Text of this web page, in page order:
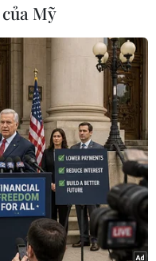
và tự chịu chi
thanh toán trực
nhanh tại các
Nam nhấn mạnh,
cao hơn đơn giá
(TTXVN/Vietnam+)
Mỹ